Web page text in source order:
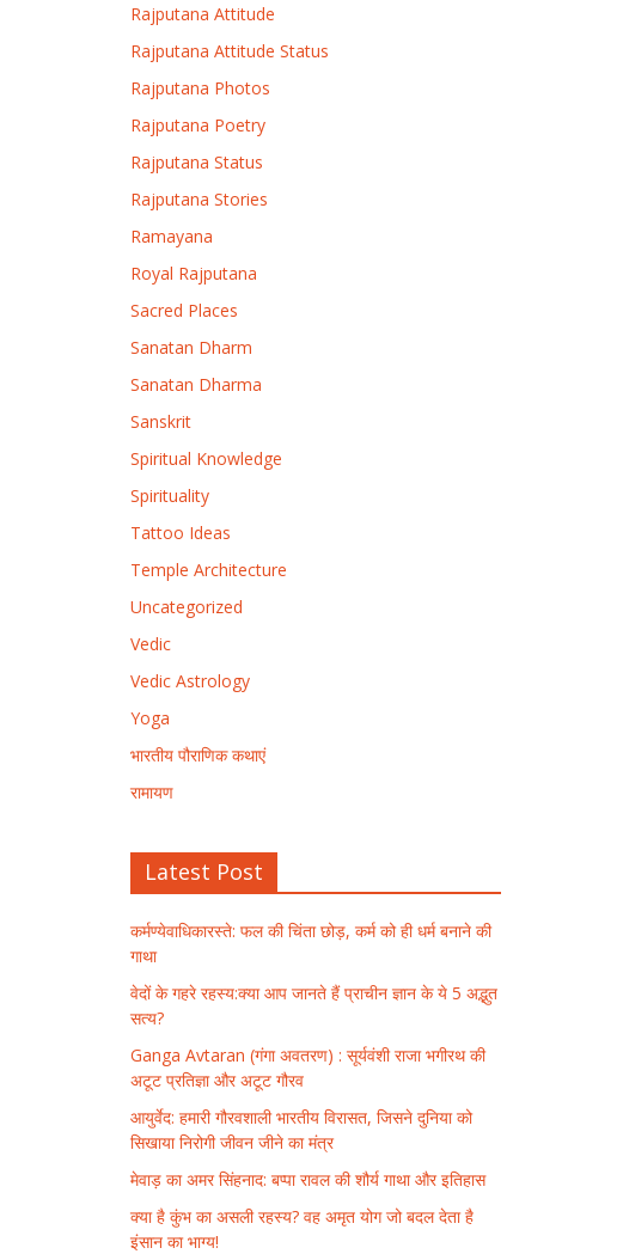
Rajputana Attitude
Rajputana Attitude Status
Rajputana Photos
Rajputana Poetry
Rajputana Status
Rajputana Stories
Ramayana
Royal Rajputana
Sacred Places
Sanatan Dharm
Sanatan Dharma
Sanskrit
Spiritual Knowledge
Spirituality
Tattoo Ideas
Temple Architecture
Uncategorized
Vedic
Vedic Astrology
Yoga
भारतीय पौराणिक कथाएं
रामायण
Latest Post
कर्मण्येवाधिकारस्ते: फल की चिंता छोड़, कर्म को ही धर्म बनाने की
गाथा
वेदों के गहरे रहस्य:क्या आप जानते हैं प्राचीन ज्ञान के ये 5 अद्भुत
सत्य?
Ganga Avtaran (गंगा अवतरण) : सूर्यवंशी राजा भगीरथ की
अटूट प्रतिज्ञा और अटूट गौरव
आयुर्वेद: हमारी गौरवशाली भारतीय विरासत, जिसने दुनिया को
सिखाया निरोगी जीवन जीने का मंत्र
मेवाड़ का अमर सिंहनाद: बप्पा रावल की शौर्य गाथा और इतिहास
क्या है कुंभ का असली रहस्य? वह अमृत योग जो बदल देता है
इंसान का भाग्य!